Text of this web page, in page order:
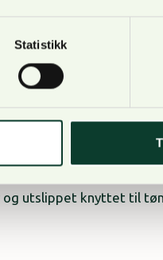
Statistikk
og på klimatiltak i skog.
utslippet knyttet til